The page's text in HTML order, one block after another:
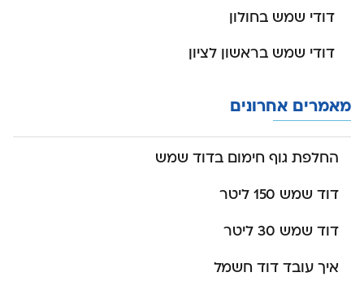
דודי שמש בחולון
דודי שמש בראשון לציון
מאמרים אחרונים
החלפת גוף חימום בדוד שמש
דוד שמש 150 ליטר
דוד שמש 30 ליטר
איך עובד דוד חשמל